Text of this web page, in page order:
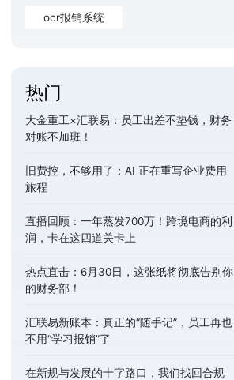
ocr报销系统
热门
大金重工×汇联易：员工出差不垫钱，财务
对账不加班！
旧费控，不够用了：AI 正在重写企业费用
旅程
直播回顾：一年蒸发700万！跨境电商的利
润，卡在这四道关卡上
热点直击：6月30日，这张纸将彻底告别你
的财务部！
汇联易新账本：真正的“随手记”，员工再也
不用“学习报销”了
在新规与发展的十字路口，我们找回合规